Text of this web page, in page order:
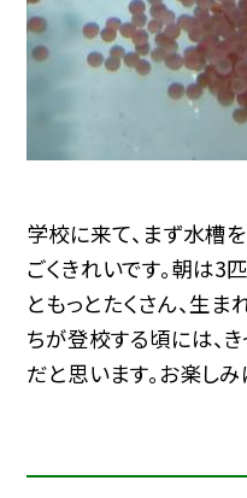
学校に来て、まず水槽
ごくきれいです。朝は3
ともっとたくさん、生
ちが登校する頃には、
だと思います。お楽しみ